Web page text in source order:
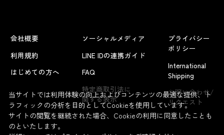
よくあるお問い合わせ
会社概要
利用規約
はじめての方へ
ソーシャルメディア
LINE IDの連携ガイド
FAQ
特定商取引法に
関する表示
プライバシー
ポリシー
International
Shipping
お問い合わせ/
リクエスト
当サイトでは利用体験の向上およびコンテンツの最適な提供、ト
ラフィックの分析を目的としてCookieを使用しています。
サイトの閲覧を継続された場合、Cookieの利用に同意したことも
のといたします。